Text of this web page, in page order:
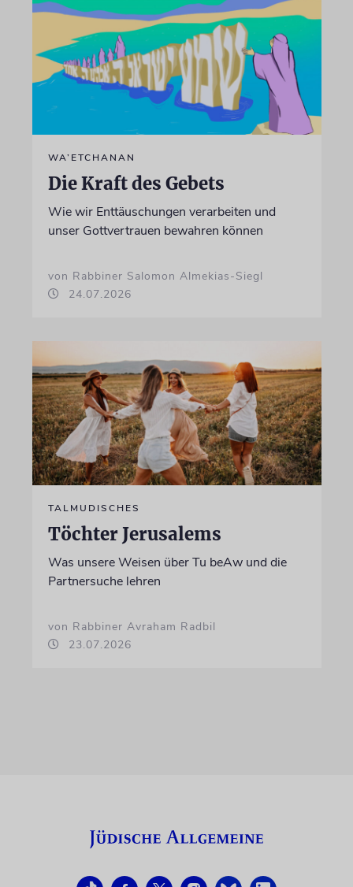
WA’ETCHANAN
Die Kraft des Gebets
Wie wir Enttäuschungen verarbeiten und
unser Gottvertrauen bewahren können
von Rabbiner Salomon Almekias-Siegl
24.07.2026
TALMUDISCHES
Töchter Jerusalems
Was unsere Weisen über Tu beAw und die
Partnersuche lehren
von Rabbiner Avraham Radbil
23.07.2026